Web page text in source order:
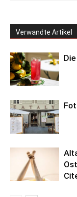
Verwandte Artikel